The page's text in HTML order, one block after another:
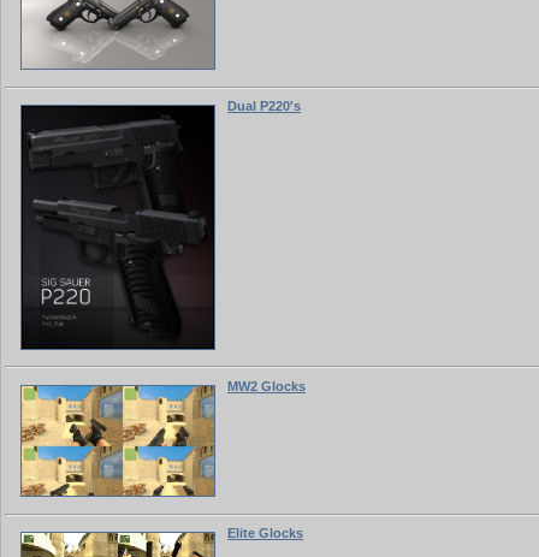
Dual P220's
MW2 Glocks
Elite Glocks